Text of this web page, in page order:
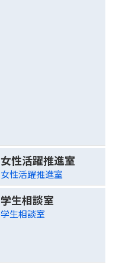
女性活躍推進室
女性活躍推進室
学生相談室
学生相談室